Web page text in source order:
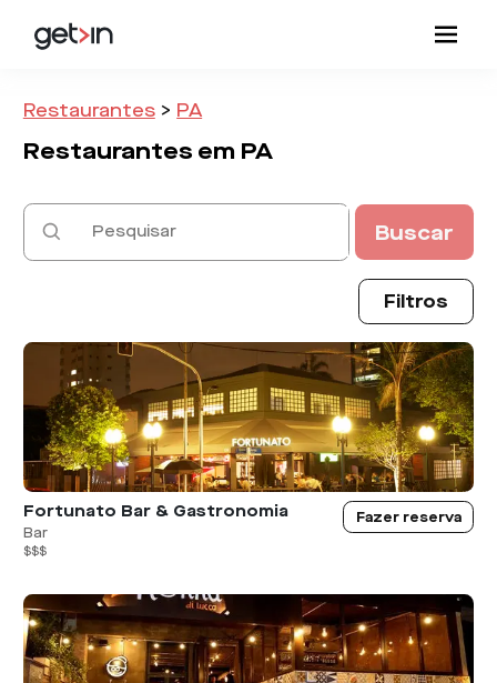
Restaurantes > PA
Restaurantes em PA
Buscar
Filtros
Fortunato Bar & Gastronomia
Bar
$$$
Fazer reserva